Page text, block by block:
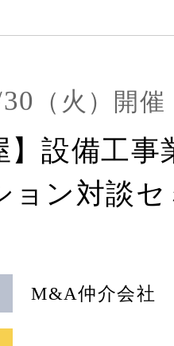
（火） 開催
】設備工
ョン対談セ
M&A仲介会社